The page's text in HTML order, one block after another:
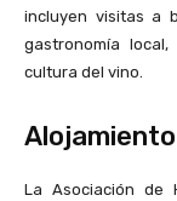
incluyen visitas a
gastronomía
cultura del vino.
La Asociación de